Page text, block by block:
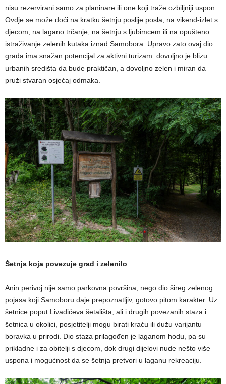
nisu rezervirani samo za planinare ili one koji traže ozbiljniji uspon.
Ovdje se može doći na kratku šetnju poslije posla, na vikend-izlet s
djecom, na lagano trčanje, na šetnju s ljubimcem ili na opušteno
istraživanje zelenih kutaka iznad Samobora. Upravo zato ovaj dio
grada ima snažan potencijal za aktivni turizam: dovoljno je blizu
urbanih središta da bude praktičan, a dovoljno zelen i miran da
pruži stvaran osjećaj odmaka.
Šetnja koja povezuje grad i zelenilo
Anin perivoj nije samo parkovna površina, nego dio šireg zelenog
pojasa koji Samoboru daje prepoznatljiv, gotovo pitom karakter. Uz
šetnice poput Livadićeva šetališta, ali i drugih povezanih staza i
šetnica u okolici, posjetitelji mogu birati kraću ili dužu varijantu
boravka u prirodi. Dio staza prilagođen je laganom hodu, pa su
prikladne i za obitelji s djecom, dok drugi dijelovi nude nešto više
uspona i mogućnost da se šetnja pretvori u laganu rekreaciju.